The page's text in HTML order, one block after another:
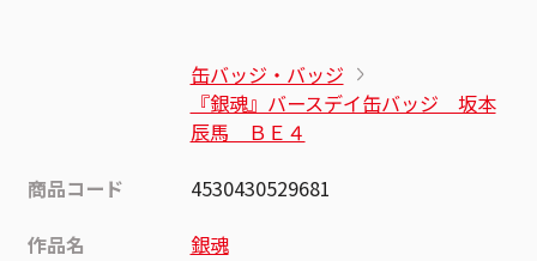
缶バッジ・バッジ
『銀魂』バースデイ缶バッジ 坂本
辰馬 ＢＥ４
商品コード
4530430529681
作品名
銀魂